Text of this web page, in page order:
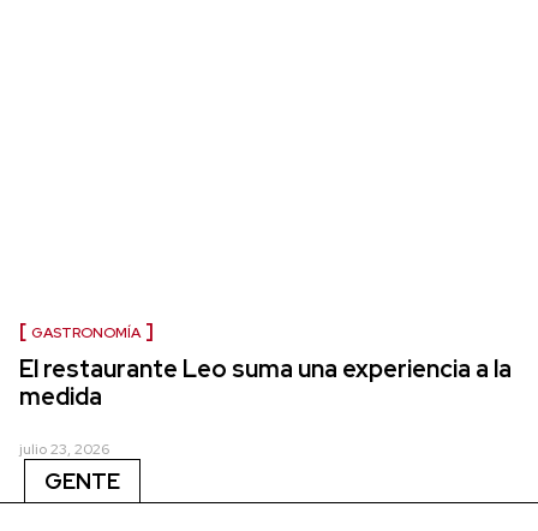
GASTRONOMÍA
El restaurante Leo suma una experiencia a la
medida
julio 23, 2026
GENTE